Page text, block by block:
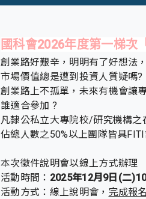
國科會2026年度第一梯次
創業路好艱辛，明明有了好想法
市場價值總是遭到投資人質疑嗎?
創業路上不孤單，未來有機會讓
誰適合參加 ?
凡隸公私立大專院校/研究機構之
佔總人數之50%以上團隊皆具
本次徵件說明會以線上方式辦理
活動時間： 2025年12月9日(二
活動方式：線上說明會， 完成報